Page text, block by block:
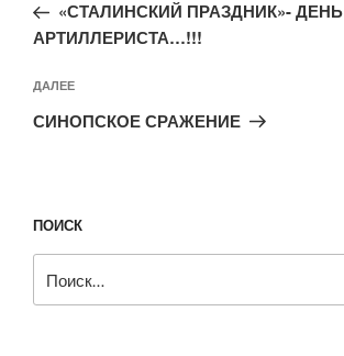
записям
запись:
«СТАЛИНСКИЙ ПРАЗДНИК»- ДЕНЬ
АРТИЛЛЕРИСТА…!!!
Следующая
запись
ДАЛЕЕ
СИНОПСКОЕ СРАЖЕНИЕ
ПОИСК